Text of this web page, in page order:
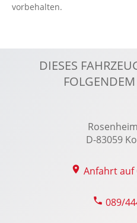
Elektronisches
Fahrerassistenzpaket:
Fahrlichtautomatik
Fernlichtassistent
Getränkehalter vorn u.
Handyvorbereitung
vorbehalten.
DIESES
D-83059
Anfahrt auf
089/